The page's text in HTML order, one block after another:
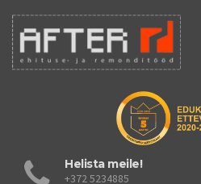
Helista meile!
+372 5234885